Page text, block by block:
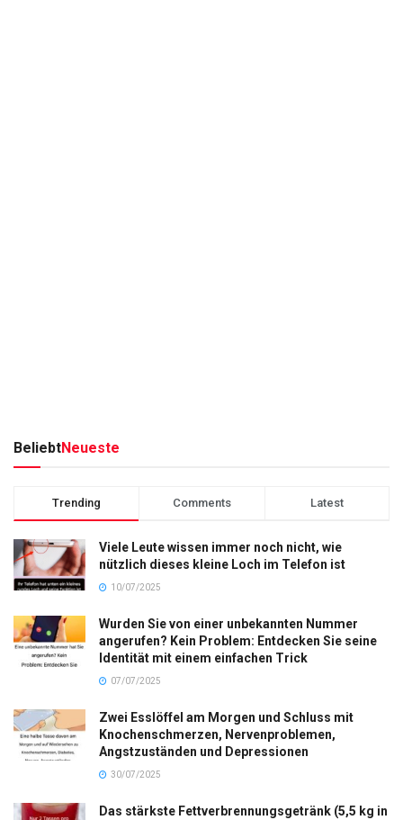
BeliebtNeueste
Trending Comments Latest
Viele Leute wissen immer noch nicht, wie
nützlich dieses kleine Loch im Telefon ist
10/07/2025
Wurden Sie von einer unbekannten Nummer
angerufen? Kein Problem: Entdecken Sie seine
Identität mit einem einfachen Trick
07/07/2025
Zwei Esslöffel am Morgen und Schluss mit
Knochenschmerzen, Nervenproblemen,
Angstzuständen und Depressionen
30/07/2025
Das stärkste Fettverbrennungsgetränk (5,5 kg in